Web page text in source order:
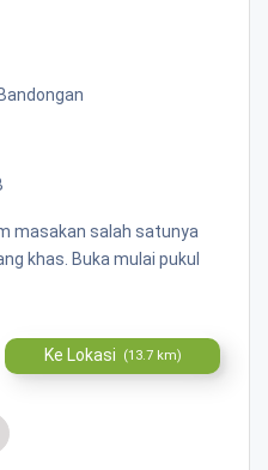
masakan salah satunya
khas. Buka mulai pukul
Ke Lokasi (13.7 km)